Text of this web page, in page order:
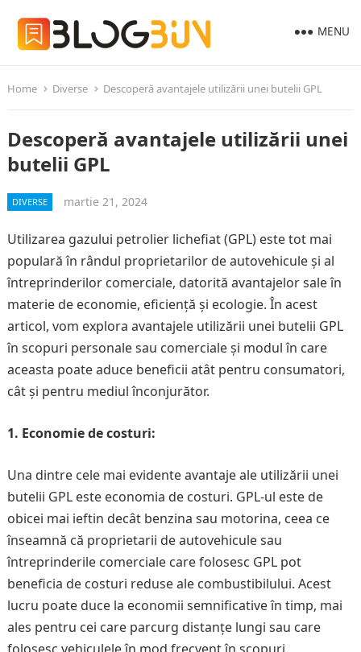
MENU
Home Diverse Descoperă avantajele utilizării unei butelii GPL
Descoperă avantajele utilizării unei
butelii GPL
DIVERSE martie 21, 2024
Utilizarea gazului petrolier lichefiat (GPL) este tot mai
populară în rândul proprietarilor de autovehicule și al
întreprinderilor comerciale, datorită avantajelor sale în
materie de economie, eficiență și ecologie. În acest
articol, vom explora avantajele utilizării unei butelii GPL
în scopuri personale sau comerciale și modul în care
aceasta poate aduce beneficii atât pentru consumatori,
cât și pentru mediul înconjurător.
1. Economie de costuri:
Una dintre cele mai evidente avantaje ale utilizării unei
butelii GPL este economia de costuri. GPL-ul este de
obicei mai ieftin decât benzina sau motorina, ceea ce
înseamnă că proprietarii de autovehicule sau
întreprinderile comerciale care folosesc GPL pot
beneficia de costuri reduse ale combustibilului. Acest
lucru poate duce la economii semnificative în timp, mai
ales pentru cei care parcurg distanțe lungi sau care